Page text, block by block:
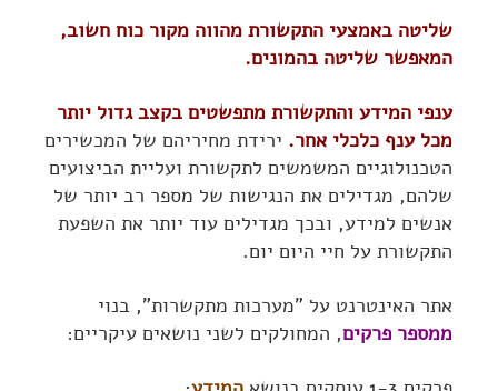
שליטה באמצעי התקשורת מהווה מקור כוח חשוב,
המאפשר שליטה בהמונים.
ענפי המידע והתקשורת מתפשטים בקצב גדול יותר
מכל ענף כלכלי אחר. ירידת מחיריהם של המכשירים
הטכנולוגיים המשמשים לתקשורת ועליית הביצועים
שלהם, מגדילים את הנגישות של מספר רב יותר של
אנשים למידע, ובכך מגדילים עוד יותר את השפעת
התקשורת על חיי היום יום.
אתר האינטרנט על "מערכות מתקשרות", בנוי
ממספר פרקים, המחולקים לשני נושאים עיקריים: